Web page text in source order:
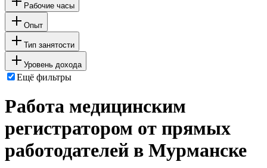
Рабочие часы
Опыт
Тип занятости
Уровень дохода
Ещё фильтры
Работа медицинским
регистратором от прямых
работодателей в Мурманске